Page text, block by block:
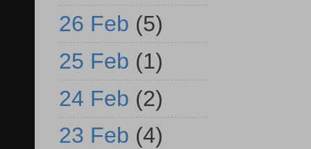
26 Feb (5)
25 Feb (1)
24 Feb (2)
23 Feb (4)